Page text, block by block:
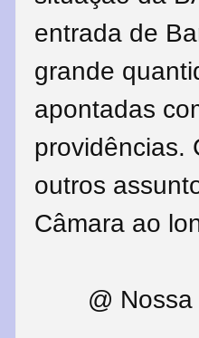
entrada de
grande
apontadas
providências.
outros
Câmara ao
@